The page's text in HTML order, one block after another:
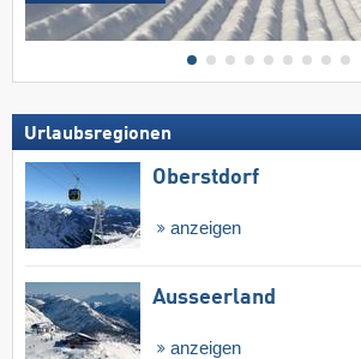
Urlaubsregionen
Oberstdorf
anzeigen
Ausseerland
anzeigen